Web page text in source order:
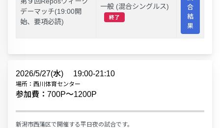
デーマッチ(19:00開
始、要項必読)
一般 (混合シングルス)
終了
合
結
果
2026/5/27(水) 19:00-21:10
場所：西川体育センター
参加費：700P〜1200P
新潟市西蒲区で開催する平日夜の試合です。